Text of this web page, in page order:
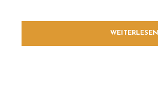
WEITERLESEN